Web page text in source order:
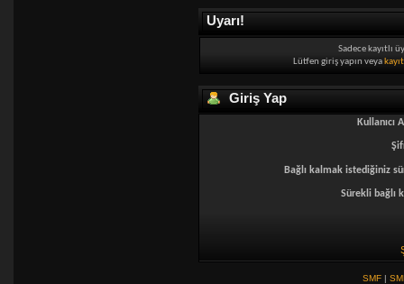
Uyarı!
Sadece kayıtlı
Lütfen giriş yapın veya
Giriş Yap
Kullanıcı
Bağlı kalmak istediğiniz
Sürekli bağlı
SMF